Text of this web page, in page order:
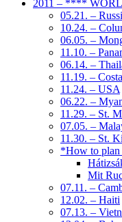
2011 – ****
05.21. –
10.24. –
06.05. –
11.10. –
06.14. –
11.19. –
11.24. – USA
06.22. –
11.29. – St.
07.05. –
11.30. – St.
*How to
Mit
07.11. –
12.02. – Haiti
07.13. –